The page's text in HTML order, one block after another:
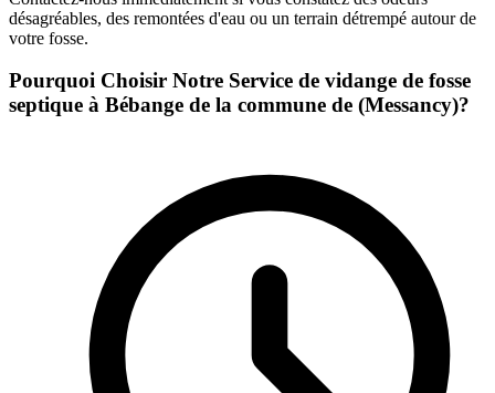
désagréables, des remontées d'eau ou un terrain détrempé autour de
votre fosse.
Pourquoi Choisir Notre Service de vidange de fosse
septique à Bébange de la commune de (Messancy)?